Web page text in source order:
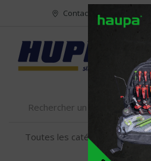
Vers le content Contact